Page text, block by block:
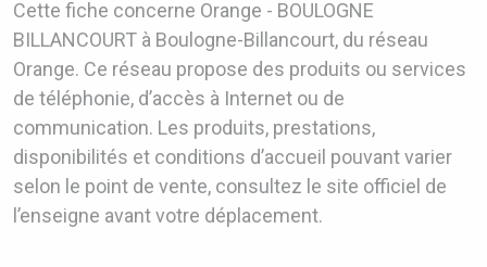
Cette fiche concerne Orange - BOULOGNE
BILLANCOURT à Boulogne-Billancourt, du réseau
Orange. Ce réseau propose des produits ou services
de téléphonie, d’accès à Internet ou de
communication. Les produits, prestations,
disponibilités et conditions d’accueil pouvant varier
selon le point de vente, consultez le site officiel de
l’enseigne avant votre déplacement.